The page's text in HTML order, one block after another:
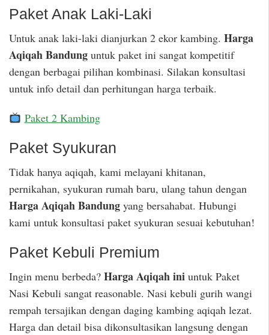
Paket Anak Laki-Laki
Untuk anak laki-laki dianjurkan 2 ekor kambing. Harga
Aqiqah Bandung untuk paket ini sangat kompetitif
dengan berbagai pilihan kombinasi. Silakan konsultasi
untuk info detail dan perhitungan harga terbaik.
Paket 2 Kambing
Paket Syukuran
Tidak hanya aqiqah, kami melayani khitanan,
pernikahan, syukuran rumah baru, ulang tahun dengan
Harga Aqiqah Bandung yang bersahabat. Hubungi
kami untuk konsultasi paket syukuran sesuai kebutuhan!
Paket Kebuli Premium
Ingin menu berbeda? Harga Aqiqah ini untuk Paket
Nasi Kebuli sangat reasonable. Nasi kebuli gurih wangi
rempah tersajikan dengan daging kambing aqiqah lezat.
Harga dan detail bisa dikonsultasikan langsung dengan